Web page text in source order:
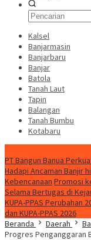
Kalsel
Banjarmasin
Banjarbaru
Banjar
Batola
Tanah Laut
Tapin
Balangan
Tanah Bumbu
Kotabaru
PT Bangun Banua
Hadapi Ancaman Banjir
Kebencanaan Promosi
Selama Bertugas di
KUPA-PPAS Perubahan
dan KUPA-PPAS 2026
Beranda
Daerah
Progres Penganggaran